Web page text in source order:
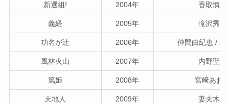
新選組! 2004年 香取慎吾
義経 2005年 滝沢秀明
功名が辻 2006年 仲間由紀恵 / 上
風林火山 2007年 内野聖陽
篤姫 2008年 宮﨑あお
天地人 2009年 妻夫木聡